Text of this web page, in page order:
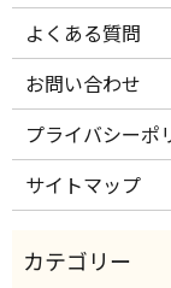
よくある質問
お問い合わせ
プライバシーポ
サイトマップ